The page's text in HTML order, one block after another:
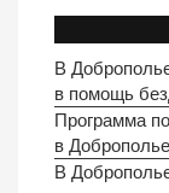
В
в помощь
Программа
в Доброполье
В